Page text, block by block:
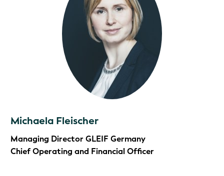
Michaela Fleischer
Managing Director GLEIF Germany
Chief Operating and Financial Officer